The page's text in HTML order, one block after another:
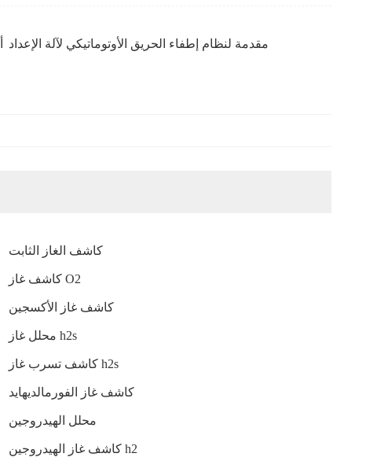
مقدمة لنظام إطفاء الحريق الأوتوماتيكي لآلة الإعداد
كاشف الغاز الثابت
كاشف غاز O2
كاشف غاز الأكسجين
محلل غاز h2s
كاشف تسرب غاز h2s
كاشف غاز الفورمالديهايد
محلل الهيدروجين
كاشف غاز الهيدروجين h2